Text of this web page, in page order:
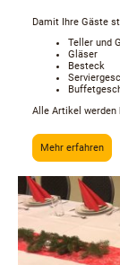
Damit Ihre Gäste
Teller und
Gläser
Besteck
Alle Artikel
Mehr erfahren